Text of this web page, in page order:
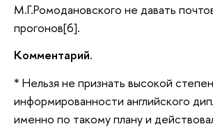
М.Г.Ромодановского не давать
прогонов[6].
Комментарий.
* Нельзя не признать высокой
информированности английского
именно по такому плану и